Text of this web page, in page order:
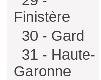
Finistère
30 - Gard
31 - Haute-
Garonne